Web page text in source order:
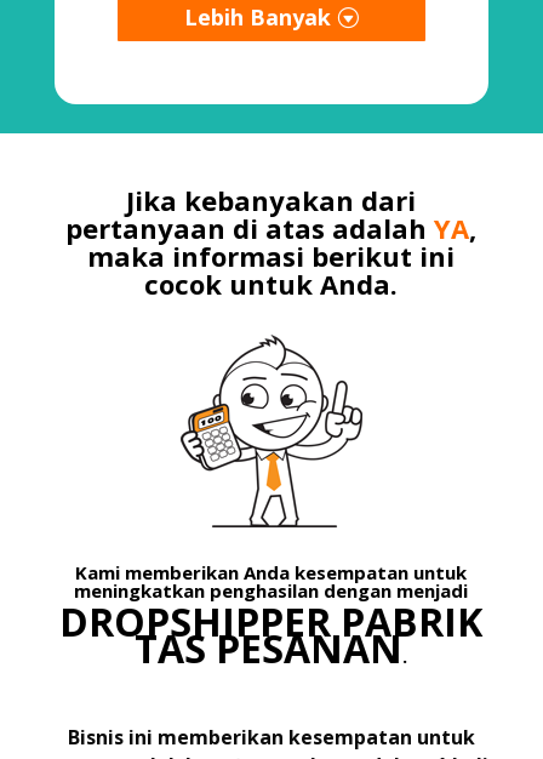
Lebih Banyak
Jika kebanyakan dari
pertanyaan di atas adalahYA,
maka informasi berikut ini
cocok untuk Anda.
Kami memberikan Anda kesempatan untuk
meningkatkan penghasilan dengan menjadi
DROPSHIPPER PABRIK
TAS PESANAN.
Bisnis ini memberikan kesempatan untuk